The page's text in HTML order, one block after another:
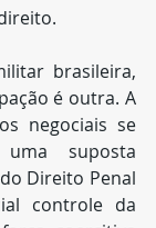
brasileira,
é outra. A
negociais se
suposta
Direito Penal
controle da